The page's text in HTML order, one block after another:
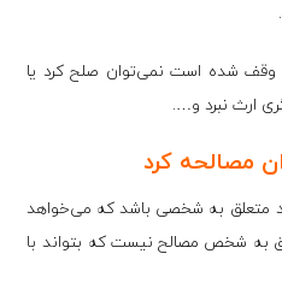
وقف شده است نمی‌توان صلح کرد یا
ارث نبرد و….
متعلق به شخصی باشد که می‌خواهد
به شخص مصالح نیست که بتواند با